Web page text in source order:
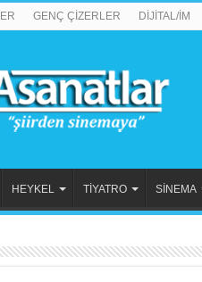
GENÇ ÇİZERLER DİJİTAL/İM
HEYKEL TİYATRO SİNEMA